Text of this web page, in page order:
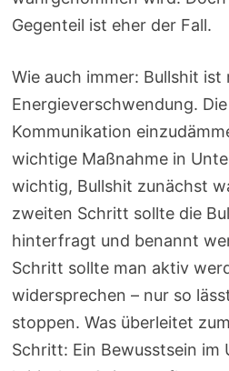
Gegenteil ist eher der Fall.
Wie auch immer: Bullshit ist
Energieverschwendung.
Kommunikation
wichtige Maßnahme in
wichtig, Bullshit zunächst
zweiten Schritt sollte die
hinterfragt und benannt
Schritt sollte man aktiv
widersprechen – nur so
stoppen. Was überleitet
Schritt: Ein Bewusstsein im